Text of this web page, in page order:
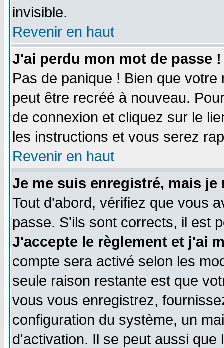
invisible.
Revenir en haut
J'ai perdu mon mot de passe !
Pas de panique ! Bien que
peut être recréé à nouveau.
de connexion et cliquez sur le
les instructions et vous serez
Revenir en haut
Je me suis enregistré, mais
Tout d'abord, vérifiez que vous
passe. S'ils sont corrects, il est
J'accepte le règlement et j'ai
compte sera activé selon les
seule raison restante est que
vous vous enregistrez,
configuration du système, un
d'activation. Il se peut aussi